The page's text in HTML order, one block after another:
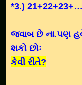
*3.)
જવાબ છે ના.પણ
શકો છોઃ
કેવી રીતે?